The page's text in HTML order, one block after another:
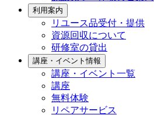
利用案内
リユース品受付・提供
資源回収について
研修室の貸出
講座・イベント情報
講座・イベント一覧
講座
無料体験
リペアサービス